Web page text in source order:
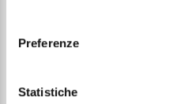
Preferenze
Statistiche
una pulizia profonda e
sporco in profondità,
anche solo con acqua, senza